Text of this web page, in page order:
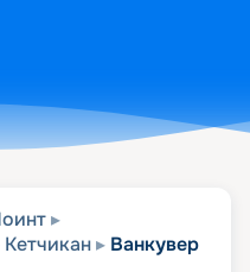
Кетчикан Ванкувер